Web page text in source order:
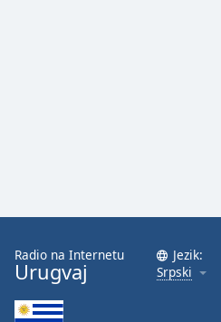
Radio na Internetu
Urugvaj
Jezik:
Srpski